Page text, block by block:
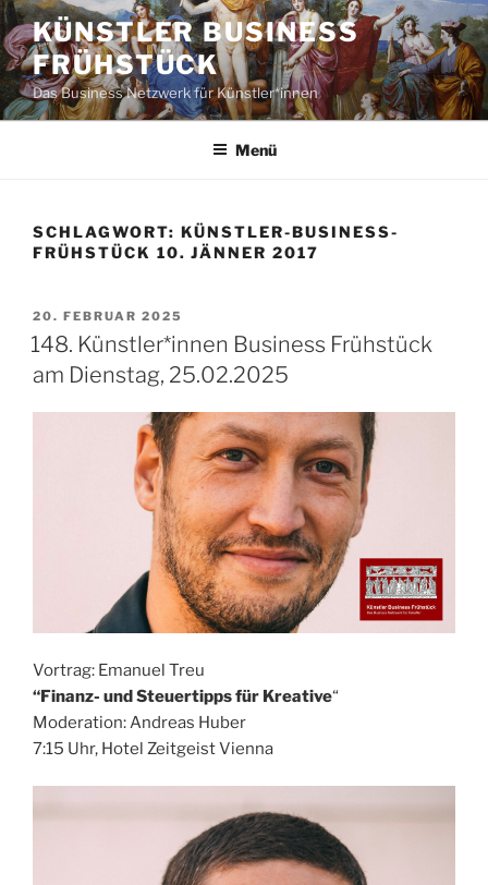
Zum
Inhalt
springen
KÜNSTLER BUSINESS
FRÜHSTÜCK
Das Business Netzwerk für Künstler*innen
Menü
SCHLAGWORT: KÜNSTLER-BUSINESS-
FRÜHSTÜCK 10. JÄNNER 2017
VERÖFFENTLICHT
AM
20. FEBRUAR 2025
148. Künstler*innen Business Frühstück
am Dienstag, 25.02.2025
Vortrag: Emanuel Treu
“Finanz- und Steuertipps für Kreative“
Moderation: Andreas Huber
7:15 Uhr, Hotel Zeitgeist Vienna